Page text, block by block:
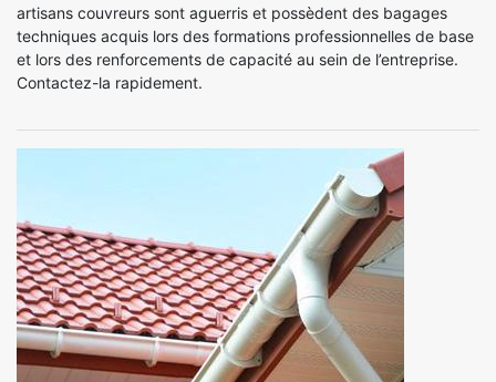
artisans couvreurs sont aguerris et possèdent des bagages
techniques acquis lors des formations professionnelles de base
et lors des renforcements de capacité au sein de l’entreprise.
Contactez-la rapidement.